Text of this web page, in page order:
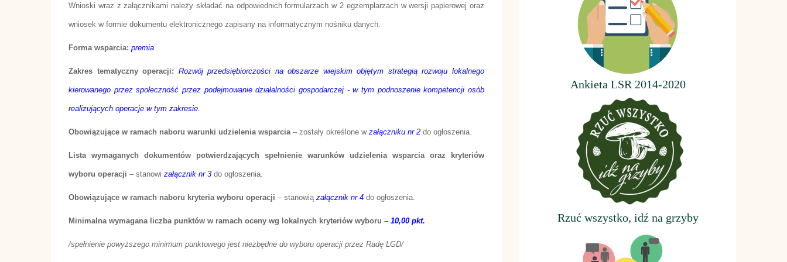
Wnioski wraz z załącznikami należy składać na odpowiednich formularzach w 2 egzemplarzach w wersji papierowej oraz
wniosek w formie dokumentu elektronicznego zapisany na informatycznym nośniku danych.
Forma wsparcia: premia
Zakres tematyczny operacji: Rozwój przedsiębiorczości na obszarze wiejskim objętym strategią rozwoju lokalnego
kierowanego przez społeczność przez podejmowanie działalności gospodarczej - w tym podnoszenie kompetencji osób
realizujących operacje w tym zakresie.
Obowiązujące w ramach naboru warunki udzielenia wsparcia – zostały określone w załączniku nr 2 do ogłoszenia.
Lista wymaganych dokumentów potwierdzających spełnienie warunków udzielenia wsparcia oraz kryteriów
wyboru operacji – stanowi załącznik nr 3 do ogłoszenia.
Obowiązujące w ramach naboru kryteria wyboru operacji – stanowią załącznik nr 4 do ogłoszenia.
Minimalna wymagana liczba punktów w ramach oceny wg lokalnych kryteriów wyboru – 10,00 pkt.
/spełnienie powyższego minimum punktowego jest niezbędne do wyboru operacji przez Radę LGD/
Ankieta LSR 2014-2020
Rzuć wszystko, idź na grzyby